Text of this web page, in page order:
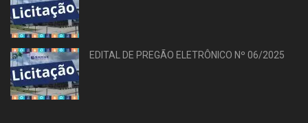
EDITAL DE PREGÃO ELETRÔNICO Nº 06/2025